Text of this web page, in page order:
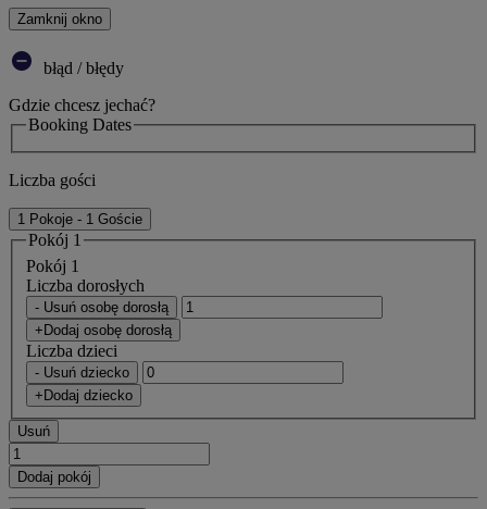
Zamknij okno
błąd / błędy
Gdzie chcesz jechać?
Booking Dates
Liczba gości
1 Pokoje - 1 Goście
Pokój 1
Pokój 1
Liczba dorosłych
- Usuń osobę dorosłą
+Dodaj osobę dorosłą
Liczba dzieci
- Usuń dziecko
+Dodaj dziecko
Usuń
Dodaj pokój